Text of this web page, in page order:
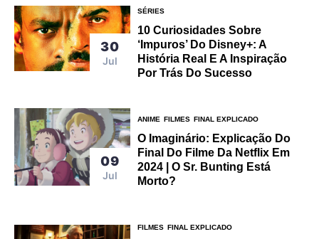
30
Jul
SÉRIES
10 Curiosidades Sobre
‘Impuros’ Do Disney+: A
História Real E A Inspiração
Por Trás Do Sucesso
09
Jul
ANIME FILMES FINAL EXPLICADO
O Imaginário: Explicação Do
Final Do Filme Da Netflix Em
2024 | O Sr. Bunting Está
Morto?
FILMES FINAL EXPLICADO